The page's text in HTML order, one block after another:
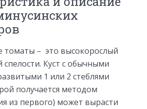
томаты – это высокорослый
спелости. Куст с обычными
1 или 2 стеблями
получается методом
из первого) может вырасти